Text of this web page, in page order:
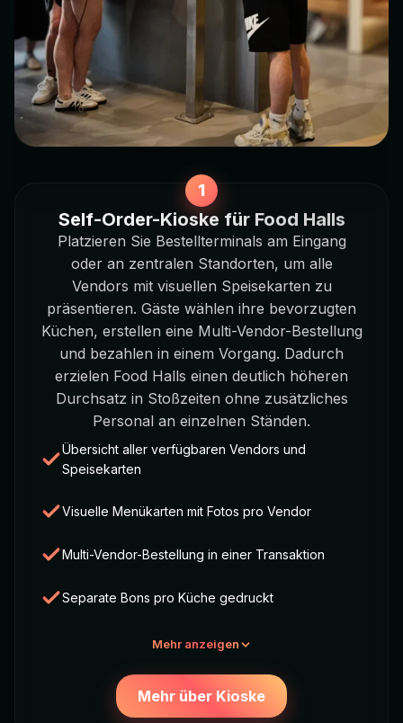
Self-Order-Kioske für Food Halls
Platzieren Sie Bestellterminals am Eingang
oder an zentralen Standorten, um alle
Vendors mit visuellen Speisekarten zu
präsentieren. Gäste wählen ihre bevorzugten
Küchen, erstellen eine Multi-Vendor-Bestellung
und bezahlen in einem Vorgang. Dadurch
erzielen Food Halls einen deutlich höheren
Durchsatz in Stoßzeiten ohne zusätzliches
Personal an einzelnen Ständen.
Übersicht aller verfügbaren Vendors und
Speisekarten
Visuelle Menükarten mit Fotos pro Vendor
Multi-Vendor-Bestellung in einer Transaktion
Separate Bons pro Küche gedruckt
Mehr anzeigen
Mehr über Kioske